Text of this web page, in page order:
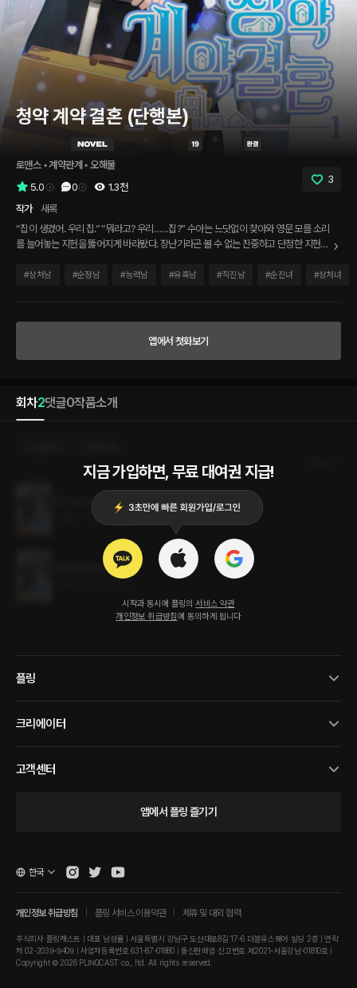
청약 계약 결혼 (단행본)
로맨스 • 계약관계 • 오해물
5.0
0 1.3천
3
작가
새록
“집이 생겼어. 우리 집.” “뭐라고? 우리……집?” 수아는 느닷없이 찾아와 영문 모를 소리
를 늘어놓는 지헌을 뚫어지게 바라봤다. 장난기라곤 볼 수 없는 진중하고 단정한 지헌의
인 신고 해야 해.” “뭐??” 수아는 마시려던 찻잔을 떨어뜨릴 뻔했다. 생각지도 못했다. 이
다가왔다. 자는 척하는 눈 속에서 동공이 요란하게 떨리고 있었다. 쪽. 그의 입술이었다.
잊은 줄 알았지만 감각은 기억하고 있었다. 이 일을 어쩌지. 저 녀석이랑 과연 아무 일 없
#상처남 #순정남 #능력남 #유혹남 #직진남 #순진녀 #상처녀
앱에서 첫화보기
회차2댓글0작품소개
지금 가입하면, 무료 대여권 지급!
시작과 동시에 플링의 서비스 약관
개인정보 취급방침에 동의하게 됩니다
청약 계약 결혼 2권 (완결)
2023.06.20
청약 계약 결혼 1권
플링
크리에이터
고객센터
앱에서 플링 즐기기
개인정보 취급방침 플링 서비스 이용약관 제휴 및 대외 협력
주식회사 플링캐스트 | 대표 남성률 | 서울특별시 강남구 도산대로8길 17-6 더블유스퀘어 빌딩 2층 | 연락
처 02-2039-9409 | 사업자등록번호 631-87-01880 | 통신판매업 신고번호 제2021-서울강남-01810호 |
Copyright © 2026 PLINGCAST co., ltd. All rights reserved.
한국